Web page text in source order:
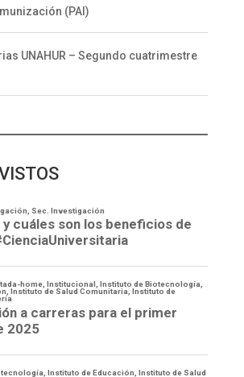
(PAI)
UNAHUR – Segundo cuatrimestre